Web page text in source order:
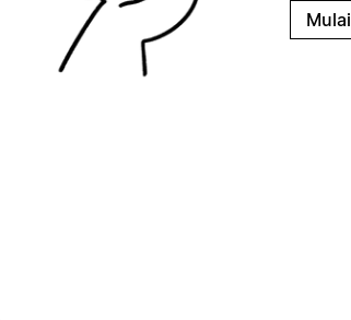
Mulai